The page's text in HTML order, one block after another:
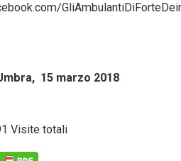
Umbra, 15 marzo
Visite totali